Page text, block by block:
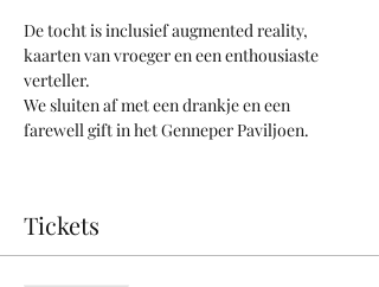
De tocht is inclusief augmented reality,
kaarten van vroeger en een enthousiaste
verteller.
We sluiten af met een drankje en een
farewell gift in het Genneper Paviljoen.
Tickets